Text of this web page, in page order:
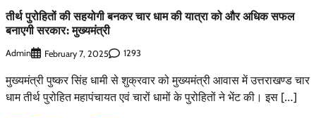
तीर्थ पुरोहितों की सहयोगी बनकर चार धाम की यात्रा को और अधिक सफल
बनाएगी सरकार: मुख्यमंत्री
Admin February 7, 2025 1293
मुख्यमंत्री पुष्कर सिंह धामी से शुक्रवार को मुख्यमंत्री आवास में उत्तराखण्ड चार
धाम तीर्थ पुरोहित महापंचायत एवं चारों धामों के पुरोहितों ने भेंट की। इस […]